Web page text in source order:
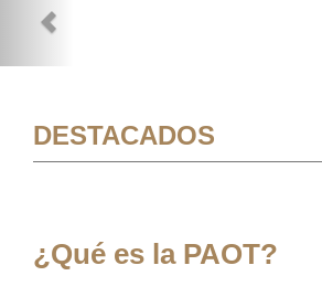
DESTACADOS
¿Qué es la PAOT?